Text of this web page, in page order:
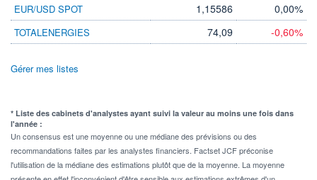
EUR/USD SPOT 1,15586 0,00%
TOTALENERGIES 74,09 -0,60%
Gérer mes listes
* Liste des cabinets d'analystes ayant suivi la valeur au moins une fois dans
l'année :
Un consensus est une moyenne ou une médiane des prévisions ou des
recommandations faites par les analystes financiers. Factset JCF préconise
l'utilisation de la médiane des estimations plutôt que de la moyenne. La moyenne